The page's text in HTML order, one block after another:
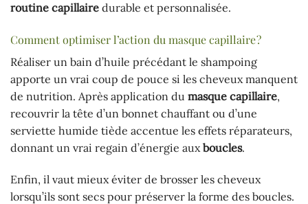
routine capillaire durable et personnalisée.
Comment optimiser l’action du masque capillaire ?
Réaliser un bain d’huile précédant le shampoing
apporte un vrai coup de pouce si les cheveux manquent
de nutrition. Après application du masque capillaire,
recouvrir la tête d’un bonnet chauffant ou d’une
serviette humide tiède accentue les effets réparateurs,
donnant un vrai regain d’énergie auxboucles.
Enfin, il vaut mieux éviter de brosser les cheveux
lorsqu’ils sont secs pour préserver la forme des boucles.